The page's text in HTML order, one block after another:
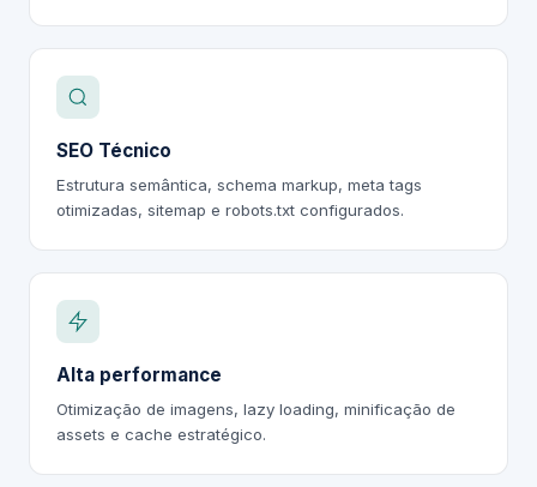
SEO Técnico
Estrutura semântica, schema markup, meta tags
otimizadas, sitemap e robots.txt configurados.
Alta performance
Otimização de imagens, lazy loading, minificação de
assets e cache estratégico.